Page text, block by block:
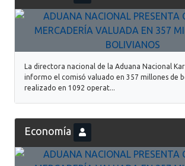
La directora nacional de la Aduana Nacional
informo el comisó valuado en 357 millones de
realizado en 1092 operat...
Economía